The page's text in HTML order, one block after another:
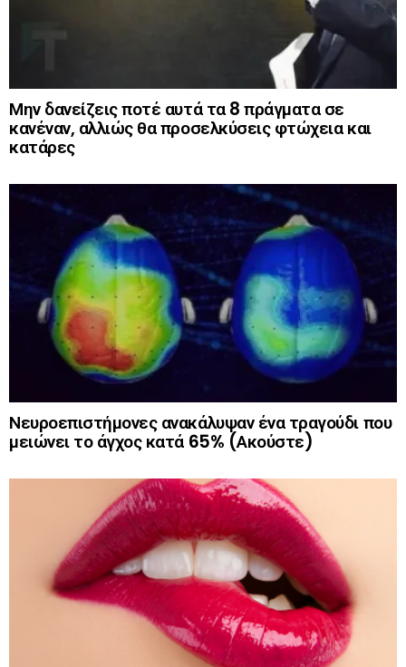
Μην δανείζεις ποτέ αυτά τα 8 πράγματα σε
κανέναν, αλλιώς θα προσελκύσεις φτώχεια και
κατάρες
Νευροεπιστήμονες ανακάλυψαν ένα τραγούδι που
μειώνει το άγχος κατά 65% (Ακούστε)